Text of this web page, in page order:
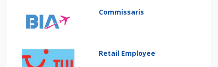
Commissaris
Retail Employee